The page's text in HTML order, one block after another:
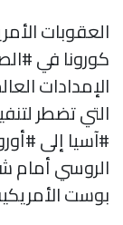
العقوبات
كورونا في
الإمدادات
التي تضطر
#آسيا إلى
الروسي أمام
بوست